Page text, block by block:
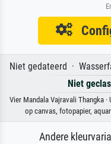
Niet gedateerd ·
Niet
Vier Mandala Vajravali Thangka
op canvas, fotopapier,
Andere